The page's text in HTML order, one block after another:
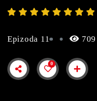
Epizoda 11
0